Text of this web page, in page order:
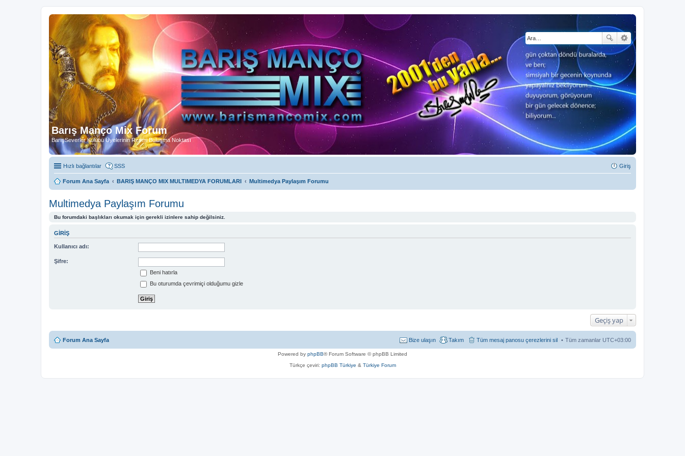
Barış Manço Mix Forum
BarışSeverler Kulübü Üyelerinin Resmi Buluşma Noktası
Hızlı bağlantılar SSS Giriş
Forum Ana Sayfa BARIŞ MANÇO MIX MULTIMEDYA FORUMLARI Multimedya Paylaşım Forumu
Multimedya Paylaşım Forumu
Bu forumdaki başlıkları okumak için gerekli izinlere sahip değilsiniz.
GIRIŞ
Kullanıcı adı:
Şifre:
Beni hatırla
Bu oturumda çevrimiçi olduğumu gizle
Geçiş yap
Forum Ana Sayfa Tüm zamanlar UTC+03:00
Tüm mesaj panosu çerezlerini sil
Takım
Bize ulaşın
Powered by phpBB® Forum Software © phpBB Limited
Türkçe çeviri: phpBB Türkiye & Türkiye Forum